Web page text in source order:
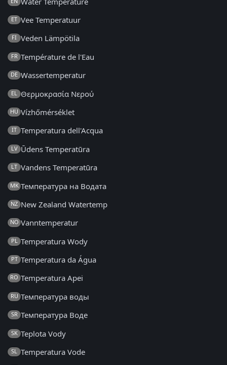
ET Vee Temperatuur
FI Veden Lämpötila
FR Température de l'Eau
DE Wassertemperatur
EL Θερμοκρασία Νερού
HU Vízhőmérséklet
IT Temperatura dell'Acqua
LV Ūdens Temperatūra
LT Vandens Temperatūra
MK Температура на Водата
NZ New Zealand Watertemp
NO Vanntemperatur
PL Temperatura Wody
PT Temperatura da Água
RO Temperatura Apei
RU Температура воды
SR Температура Воде
SK Teplota Vody
SL Temperatura Vode